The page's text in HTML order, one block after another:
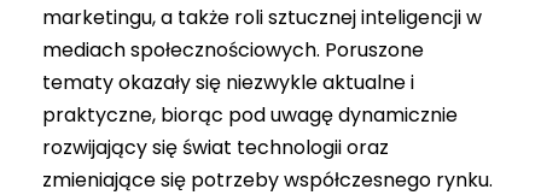
marketingu, a także roli sztucznej inteligencji w
mediach społecznościowych. Poruszone
tematy okazały się niezwykle aktualne i
praktyczne, biorąc pod uwagę dynamicznie
rozwijający się świat technologii oraz
zmieniające się potrzeby współczesnego rynku.